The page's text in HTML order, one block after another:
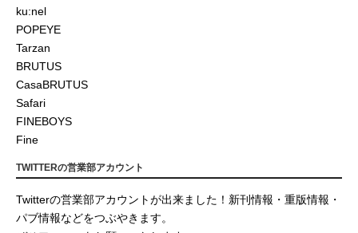
ku:nel
POPEYE
Tarzan
BRUTUS
CasaBRUTUS
Safari
FINEBOYS
Fine
TWITTERの営業部アカウント
Twitterの営業部アカウントが出来ました！新刊情報・重版情報・
パブ情報などをつぶやきます。